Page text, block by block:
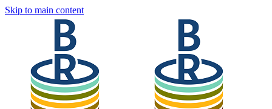
Skip to main content